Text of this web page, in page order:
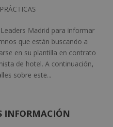
Madrid para informar
que están buscando a
en su plantilla en contrato
de hotel. A continuación,
sobre este...
INFORMACIÓN